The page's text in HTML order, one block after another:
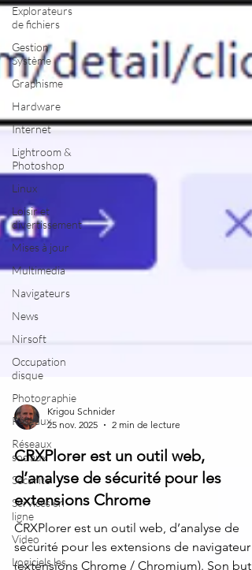
Explorateurs
de fichiers
Gestion
Système
Graphisme
Hardware
Internet
Lightroom &
Photoshop
Linux
Loisir et
divertissement
Mises à jour
Multimedia
Navigateurs
News
Nirsoft
Occupation
disque
Photographie
Réseaux
Réseaux
sociaux
Sécurité
Services en
ligne
Video
Logiciels les
25 nov. 2025
2 min de lecture
CRXPlorer est un outil web,
d’analyse de sécurité pour les
extensions Chrome
CRXPlorer est un outil web, d’analyse de